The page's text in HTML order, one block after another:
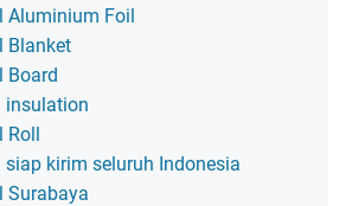
Aluminium Foil
Blanket
Board
insulation
Roll
kirim seluruh Indonesia
Surabaya